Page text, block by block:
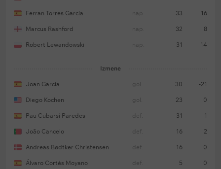
Ferran Torres García nap. 33 16
Marcus Rashford nap. 32 8
Robert Lewandowski nap. 31 14
Izmene
Joan García gol. 30 -21
Diego Kochen gol. 23 0
Pau Cubarsí Paredes def. 31 1
João Cancelo def. 16 2
Andreas Bødtker Christensen def. 16 0
Álvaro Cortés Moyano def. 5 0